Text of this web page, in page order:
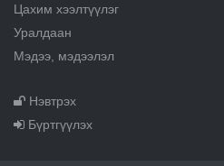
Цахим хээлтүүлэг
Уралдаан
Мэдээ, мэдээлэл
Нэвтрэх
Бүртгүүлэх